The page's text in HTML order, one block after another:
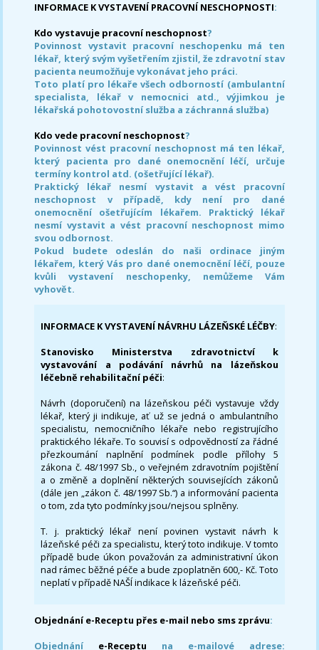
INFORMACE K VYSTAVENÍ PRACOVNÍ NESCHOPNOSTI:
Kdo vystavuje pracovní neschopnost?
Povinnost vystavit pracovní neschopenku má ten
lékař, který svým vyšetřením zjistil, že zdravotní stav
pacienta neumožňuje vykonávat jeho práci.
Toto platí pro lékaře všech odborností (ambulantní
specialista, lékař v nemocnici atd., výjimkou je
lékařská pohotovostní služba a záchranná služba)
Kdo vede pracovní neschopnost?
Povinnost vést pracovní neschopnost má ten lékař,
který pacienta pro dané onemocnění léčí, určuje
termíny kontrol atd. (ošetřující lékař).
Praktický lékař nesmí vystavit a vést pracovní
neschopnost v případě, kdy není pro dané
onemocnění ošetřujícím lékařem. Praktický lékař
nesmí vystavit a vést pracovní neschopnost mimo
svou odbornost.
Pokud budete odeslán do naši ordinace jiným
lékařem, který Vás pro dané onemocnění léčí, pouze
kvůli vystavení neschopenky, nemůžeme Vám
vyhovět.
INFORMACE K VYSTAVENÍ NÁVRHU LÁZEŇSKÉ LÉČBY:
Stanovisko Ministerstva zdravotnictví k
vystavování a podávání návrhů na lázeňskou
léčebně rehabilitační péči:
Návrh (doporučení) na lázeňskou péči vystavuje vždy
lékař, který ji indikuje, ať už se jedná o ambulantního
specialistu, nemocničního lékaře nebo registrujícího
praktického lékaře. To souvisí s odpovědností za řádné
přezkoumání naplnění podmínek podle přílohy 5
zákona č. 48/1997 Sb., o veřejném zdravotním pojištění
a o změně a doplnění některých souvisejících zákonů
(dále jen „zákon č. 48/1997 Sb.“) a informování pacienta
o tom, zda tyto podmínky jsou/nejsou splněny.
T. j. praktický lékař není povinen vystavit návrh k
lázeňské péči za specialistu, který toto indikuje. V tomto
případě bude úkon považován za administrativní úkon
nad rámec běžné péče a bude zpoplatněn 600,- Kč. Toto
neplatí v případě NAŠÍ indikace k lázeňské péči.
Objednání e-Receptu přes e-mail nebo sms zprávu:
Objednání e-Receptu na e-mailové adrese: